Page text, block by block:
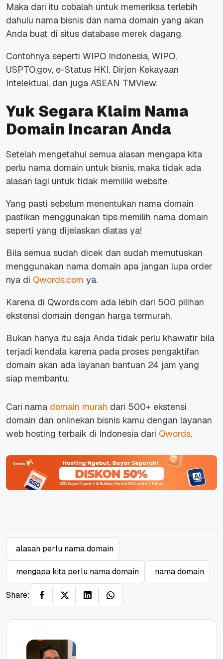
Maka dari itu cobalah untuk memeriksa terlebih
dahulu nama bisnis dan nama domain yang akan
Anda buat di situs database merek dagang.
Contohnya seperti WIPO Indonesia, WIPO,
USPTO.gov, e-Status HKI, Dirjen Kekayaan
Intelektual, dan juga ASEAN TMView.
Yuk Segara Klaim Nama
Domain Incaran Anda
Setelah mengetahui semua alasan mengapa kita
perlu nama domain untuk bisnis, maka tidak ada
alasan lagi untuk tidak memiliki website.
Yang pasti sebelum menentukan nama domain
pastikan menggunakan tips memilih nama domain
seperti yang dijelaskan diatas ya!
Bila semua sudah dicek dan sudah memutuskan
menggunakan nama domain apa jangan lupa order
nya di Qwords.com ya.
Karena di Qwords.com ada lebih dari 500 pilihan
ekstensi domain dengan harga termurah.
Bukan hanya itu saja Anda tidak perlu khawatir bila
terjadi kendala karena pada proses pengaktifan
domain akan ada layanan bantuan 24 jam yang
siap membantu.
Cari nama domain murah dari 500+ ekstensi
domain dan onlinekan bisnis kamu dengan layanan
web hosting terbaik di Indonesia dari Qwords.
alasan perlu nama domain
mengapa kita perlu nama domain nama domain
Share: